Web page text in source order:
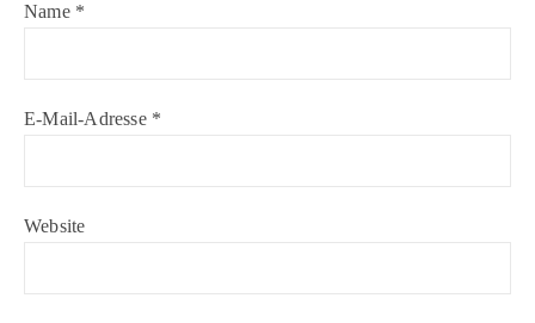
Name *
E-Mail-Adresse *
Website